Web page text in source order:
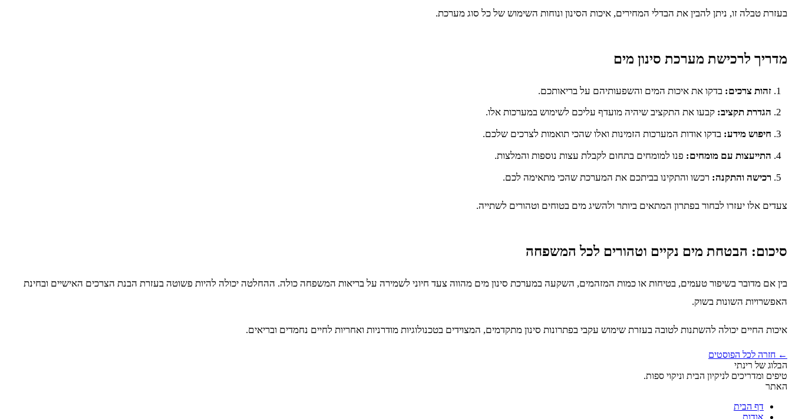
בעזרת טבלה זו, ניתן להבין את הבדלי המחירים, איכות הסינון ונוחות השימוש של כל סוג מערכת.
מדריך לרכישת מערכת סינון מים
זהות צרכים: בדקו את איכות המים והשפעותיהם על בריאותכם.
הגדרת תקציב: קבעו את התקציב שיהיה מועדף עליכם לשימוש במערכות אלו.
חיפוש מידע: בדקו אודות המערכות הזמינות ואלו שהכי תואמות לצרכים שלכם.
התייעצות עם מומחים: פנו למומחים בתחום לקבלת עצות נוספות והמלצות.
רכישה והתקנה: רכשו והתקינו בביתכם את המערכת שהכי מתאימה לכם.
צעדים אלו יעזרו לבחור בפתרון המתאים ביותר ולהשיג מים בטוחים וטהורים לשתייה.
סיכום: הבטחת מים נקיים וטהורים לכל המשפחה
בין אם מדובר בשיפור טעמים, בטיחות או כמות המזהמים, השקעה במערכת סינון מים מהווה צעד חיוני לשמירה על בריאות המשפחה כולה. ההחלטה יכולה להיות פשוטה בעזרת הבנת הצרכים האישיים ובחינת
האפשרויות השונות בשוק.
איכות החיים יכולה להשתנות לטובה בעזרת שימוש עקבי בפתרונות סינון מתקדמים, המצוידים בטכנולוגיות מודרניות ואחריות לחיים נחמדים ובריאים.
← חזרה לכל הפוסטים
הבלוג של רינתי
טיפים ומדריכים לניקיון הבית וניקוי ספות.
האתר
דף הבית
אודות